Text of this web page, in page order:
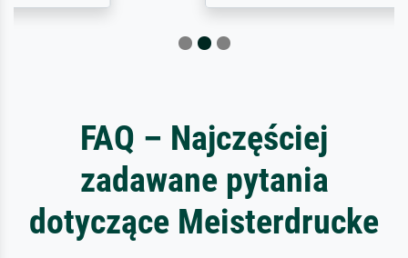
FAQ – Najczęściej
zadawane pytania
dotyczące Meisterdrucke